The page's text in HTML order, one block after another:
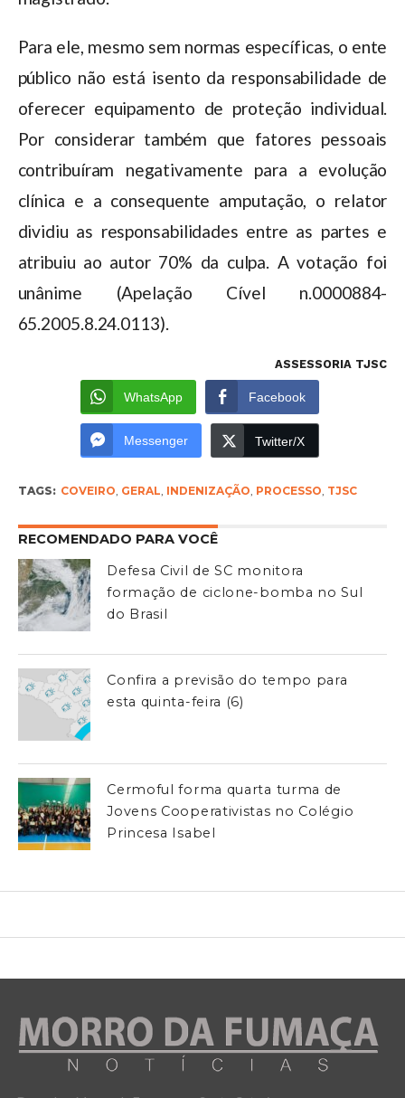
Para ele, mesmo sem normas específicas, o ente
público não está isento da responsabilidade de
oferecer equipamento de proteção individual.
Por considerar também que fatores pessoais
contribuíram negativamente para a evolução
clínica e a consequente amputação, o relator
dividiu as responsabilidades entre as partes e
atribuiu ao autor 70% da culpa. A votação foi
unânime (Apelação Cível n.0000884-
65.2005.8.24.0113).
ASSESSORIA TJSC
WhatsApp Facebook
Messenger Twitter/X
TAGS: COVEIRO GERAL INDENIZAÇÃO PROCESSO TJSC
RECOMENDADO PARA VOCÊ
Defesa Civil de SC monitora
formação de ciclone-bomba no Sul
do Brasil
Confira a previsão do tempo para
esta quinta-feira (6)
Cermoful forma quarta turma de
Jovens Cooperativistas no Colégio
Princesa Isabel